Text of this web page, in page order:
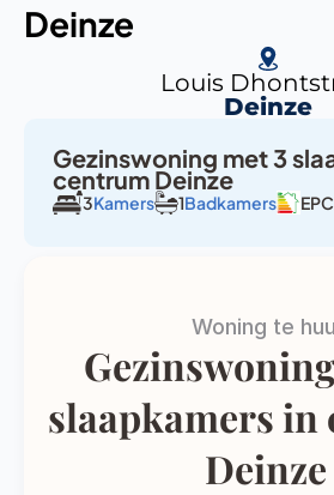
Deinze
Louis
Deinze
Gezinswoning met 3
centrum Deinze
3Kamers 1Badkamers
Woning te
slaapkamers in
Deinze